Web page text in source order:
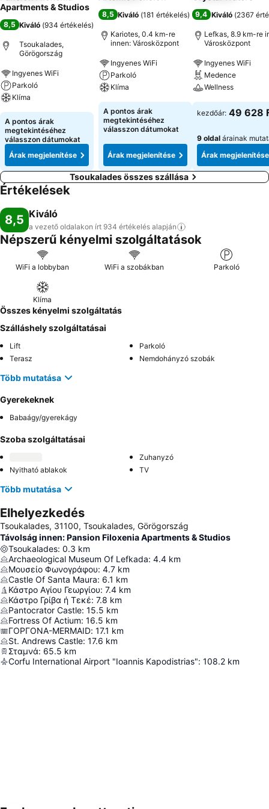
Apartments & Studios
8,5 Kiváló (934 értékelés)
Tsoukalades,
Görögország
Ingyenes WiFi
Parkoló
Klíma
A pontos árak
megtekintéséhez
válasszon dátumokat
Árak megjelenítése
8,5 Kiváló (181 értékelés)
Kariotes, 0.4 km-re
innen: Városközpont
Ingyenes WiFi
Parkoló
Klíma
A pontos árak
megtekintéséhez
válasszon dátumokat
Árak megjelenítése
9,4 Kiváló (2367
Lefkas, 8.9 km-re
Városközpont
Ingyenes WiFi
Medence
Wellness
kezdőár: 49 628
9 oldal árainak
Árak megjelenítése
Tsoukalades összes szállása
Értékelések
8,5 Kiváló
a vezető oldalakon írt 934 értékelés alapján
Népszerű kényelmi szolgáltatások
WiFi a lobbyban WiFi a szobákban Parkoló
Klíma
Összes kényelmi szolgáltatás
Szálláshely szolgáltatásai
Lift
Parkoló
Terasz
Nemdohányzó szobák
Több mutatása
Gyerekeknek
Babaágy/gyerekágy
Szoba szolgáltatásai
Zuhanyzó
Nyitható ablakok
TV
Több mutatása
Elhelyezkedés
Tsoukalades, 31100, Tsoukalades, Görögország
Távolság innen: Pansion Filoxenia Apartments & Studios
Tsoukalades: 0.3 km
Archaeological Museum Of Lefkada: 4.4 km
Μουσείο Φωνογράφου: 4.7 km
Castle Of Santa Maura: 6.1 km
Κάστρο Αγίου Γεωργίου: 7.4 km
Κάστρο Γρίβα ή Τεκέ: 7.8 km
Pantocrator Castle: 15.5 km
Fortress Of Actium: 16.5 km
ΓΟΡΓΟΝΑ-MERMAID: 17.1 km
St. Andrews Castle: 17.6 km
Σταμνά: 65.5 km
Corfu International Airport "Ioannis Kapodistrias": 108.2 km